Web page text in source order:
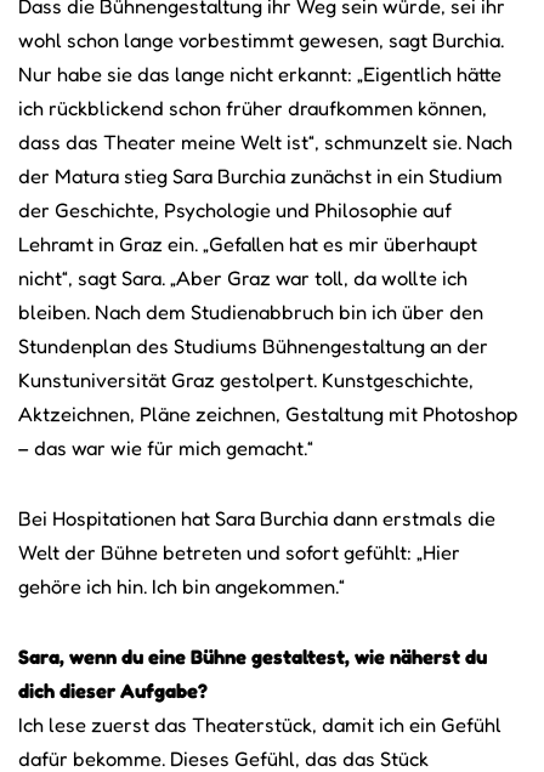
Dass die Bühnengestaltung ihr Weg sein würde, sei ihr
wohl schon lange vorbestimmt gewesen, sagt Burchia.
Nur habe sie das lange nicht erkannt: „Eigentlich hätte
ich rückblickend schon früher draufkommen können,
dass das Theater meine Welt ist“, schmunzelt sie. Nach
der Matura stieg Sara Burchia zunächst in ein Studium
der Geschichte, Psychologie und Philosophie auf
Lehramt in Graz ein. „Gefallen hat es mir überhaupt
nicht“, sagt Sara. „Aber Graz war toll, da wollte ich
bleiben. Nach dem Studienabbruch bin ich über den
Stundenplan des Studiums Bühnengestaltung an der
Kunstuniversität Graz gestolpert. Kunstgeschichte,
Aktzeichnen, Pläne zeichnen, Gestaltung mit Photoshop
– das war wie für mich gemacht.“
Bei Hospitationen hat Sara Burchia dann erstmals die
Welt der Bühne betreten und sofort gefühlt: „Hier
gehöre ich hin. Ich bin angekommen.“
Sara, wenn du eine Bühne gestaltest, wie näherst du
dich dieser Aufgabe?
Ich lese zuerst das Theaterstück, damit ich ein Gefühl
dafür bekomme. Dieses Gefühl, das das Stück